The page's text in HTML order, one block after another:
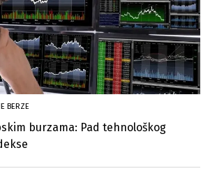
BERZE
burzama: Pad tehnološkog